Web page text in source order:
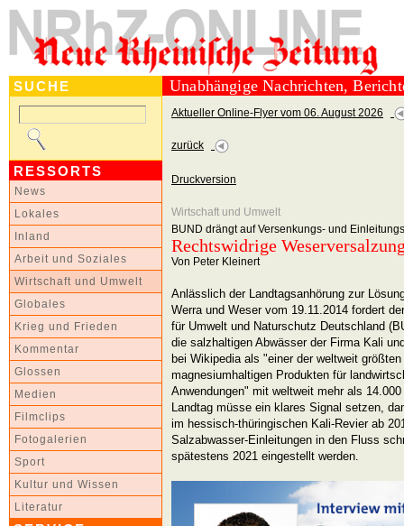
SUCHE
RESSORTS
News
Lokales
Inland
Arbeit und Soziales
Wirtschaft und Umwelt
Globales
Krieg und Frieden
Kommentar
Glossen
Medien
Filmclips
Fotogalerien
Sport
Kultur und Wissen
Literatur
Unabhängige Nachrichten,
Aktueller Online-Flyer vom 06. August 2026
zurück
Druckversion
Wirtschaft und Umwelt
BUND drängt auf Versenkungs- und
Rechtswidrige
Von Peter Kleinert
Anlässlich der Landtagsanhörung zur
Werra und Weser vom 19.11.2014 fordert
für Umwelt und Naturschutz Deutschland
die salzhaltigen Abwässer der Firma Kali
bei Wikipedia als "einer der weltweit
magnesiumhaltigen Produkten für
Anwendungen" mit weltweit mehr als
Landtag müsse ein klares Signal setzen,
im hessisch-thüringischen Kali-Revier ab
Salzabwasser-Einleitungen in den Fluss
spätestens 2021 eingestellt werden.